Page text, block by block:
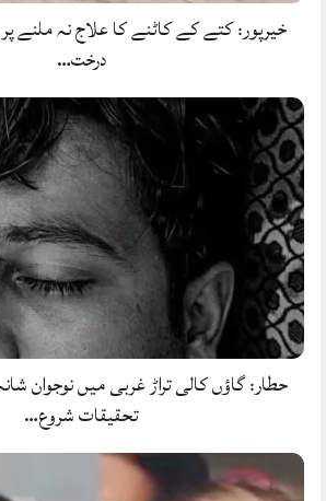
خیرپور: کتے کے کاٹنے کا علاج نہ ملنے
درخت…
حطار: گاؤں کالی تراڑ غربی میں نوجوان
تحقیقات شروع…